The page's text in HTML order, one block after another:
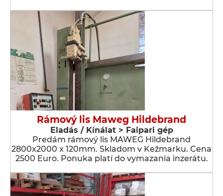
Rámový lis Maweg Hildebrand
Eladás / Kínálat > Faipari gép
Predám rámový lis MAWEG Hildebrand
2800x2000 x 120mm. Skladom v Kežmarku. Cena
2500 Euro. Ponuka platí do vymazania inzerátu.